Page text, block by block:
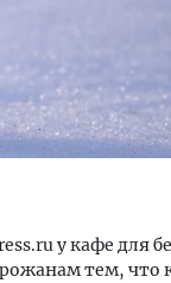
у кафе для
тем, что
архитектурных
директор
об эстетике
в фасадах и